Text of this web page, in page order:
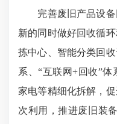
完善废旧产品设备
新的同时做好回收循
拣中心、智能分类回
系、“互联网+回收”
家电等精细化拆解，
次利用，推进废旧装